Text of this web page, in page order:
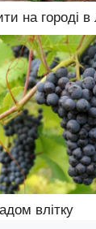
на городі в
влітку